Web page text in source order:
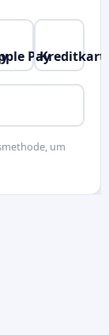
PayKreditkarte
um